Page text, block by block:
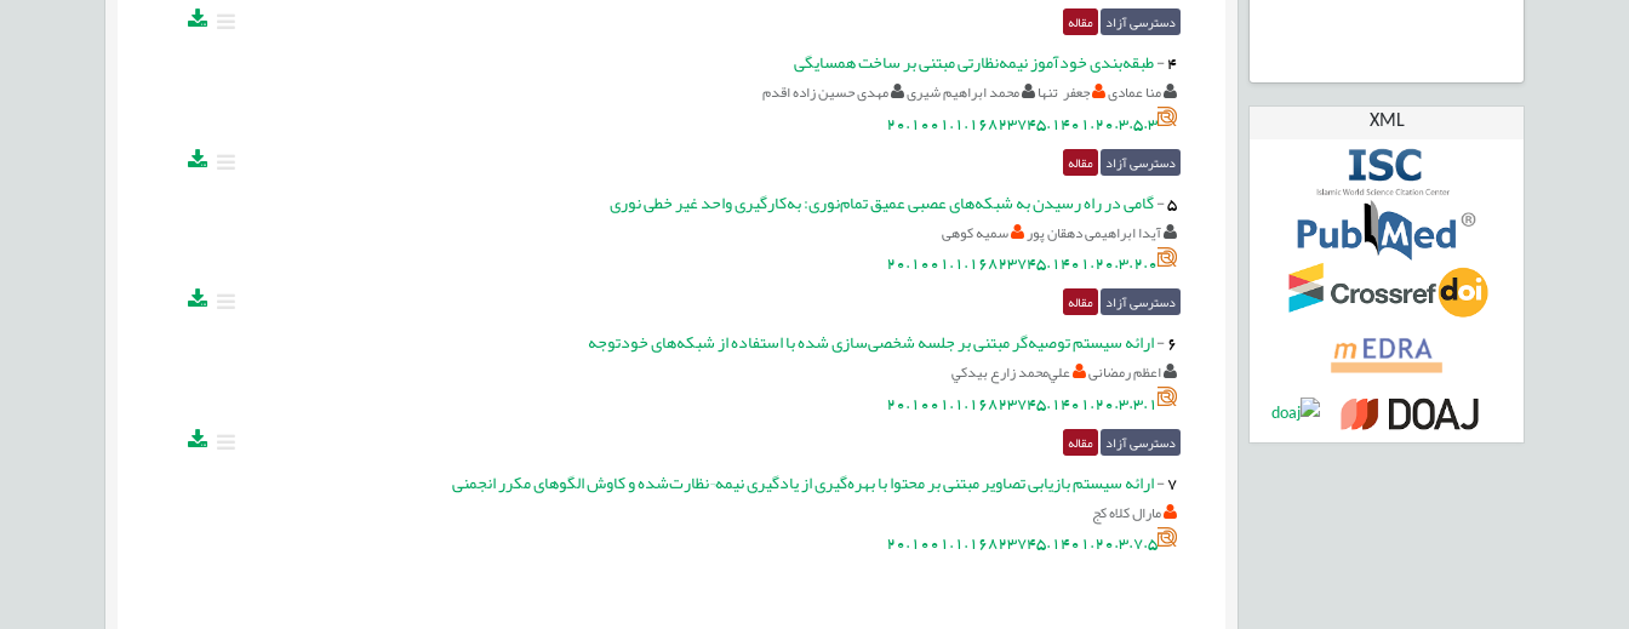
XML
دسترسی آزاد مقاله
4
-طبقه‌بندی خودآموز نیمه‌نظارتی مبتنی بر ساخت همسایگی
منا عمادی جعفر تنها محمد ابراهیم شیری مهدی حسین زاده اقدم
20.1001.1.16823745.1401.20.3.5.3
دسترسی آزاد مقاله
5
-گامی در راه رسیدن به شبکه‌های عصبی عمیق تمام‌نوری: به‌کارگیری واحد غیر خطی نوری
آیدا ابراهیمی دهقان پور سمیه کوهی
20.1001.1.16823745.1401.20.3.2.0
دسترسی آزاد مقاله
6
-ارائه سیستم توصیه‌گر مبتنی بر جلسه شخصی‌سازی شده با استفاده از شبکه‌های خودتوجه
اعظم رمضانی علي‌محمد زارع بيدكي
20.1001.1.16823745.1401.20.3.3.1
دسترسی آزاد مقاله
7
-ارائه سیستم بازیابی تصاویر مبتنی بر محتوا با بهره‌گیری از یادگیری نیمه¬نظارت‌شده و کاوش الگوهای مکرر انجمنی
مارال كلاه كج
20.1001.1.16823745.1401.20.3.7.5